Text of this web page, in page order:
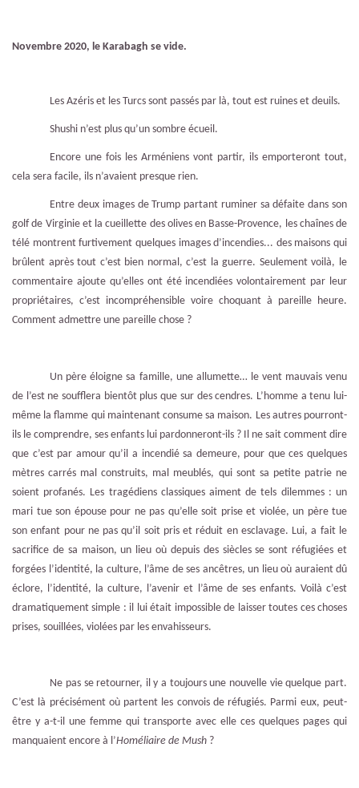
Novembre 2020, le Karabagh se vide.
Les Azéris et les Turcs sont passés par là, tout est ruines et deuils.
Shushi n’est plus qu’un sombre écueil.
Encore une fois les Arméniens vont partir, ils emporteront tout,
cela sera facile, ils n’avaient presque rien.
Entre deux images de Trump partant ruminer sa défaite dans son
golf de Virginie et la cueillette des olives en Basse-Provence, les chaînes de
télé montrent furtivement quelques images d’incendies... des maisons qui
brûlent après tout c’est bien normal, c’est la guerre. Seulement voilà, le
commentaire ajoute qu’elles ont été incendiées volontairement par leur
propriétaires, c’est incompréhensible voire choquant à pareille heure.
Comment admettre une pareille chose ?
Un père éloigne sa famille, une allumette… le vent mauvais venu
de l’est ne soufflera bientôt plus que sur des cendres. L’homme a tenu lui-
même la flamme qui maintenant consume sa maison. Les autres pourront-
ils le comprendre, ses enfants lui pardonneront-ils ? Il ne sait comment dire
que c’est par amour qu’il a incendié sa demeure, pour que ces quelques
mètres carrés mal construits, mal meublés, qui sont sa petite patrie ne
soient profanés. Les tragédiens classiques aiment de tels dilemmes : un
mari tue son épouse pour ne pas qu’elle soit prise et violée, un père tue
son enfant pour ne pas qu’il soit pris et réduit en esclavage. Lui, a fait le
sacrifice de sa maison, un lieu où depuis des siècles se sont réfugiées et
forgées l’identité, la culture, l’âme de ses ancêtres, un lieu où auraient dû
éclore, l’identité, la culture, l’avenir et l’âme de ses enfants. Voilà c’est
dramatiquement simple : il lui était impossible de laisser toutes ces choses
prises, souillées, violées par les envahisseurs.
Ne pas se retourner, il y a toujours une nouvelle vie quelque part.
C’est là précisément où partent les convois de réfugiés. Parmi eux, peut-
être y a-t-il une femme qui transporte avec elle ces quelques pages qui
manquaient encore à l’Homéliaire de Mush ?